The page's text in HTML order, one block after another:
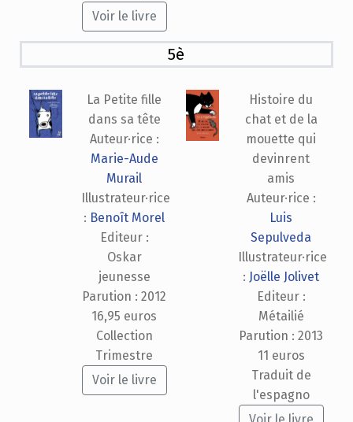
Voir le livre
5è
La Petite fille
dans sa tête
Auteur·rice :
Marie-Aude
Murail
Illustrateur·rice
: Benoît Morel
Editeur :
Oskar
jeunesse
Parution : 2012
16,95 euros
Collection
Trimestre
Voir le livre
Histoire du
chat et de la
mouette qui
devinrent
amis
Auteur·rice :
Luis
Sepulveda
Illustrateur·rice
: Joëlle Jolivet
Editeur :
Métailié
Parution : 2013
11 euros
Traduit de
l'espagno